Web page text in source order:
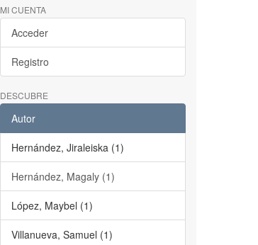
MI CUENTA
Acceder
Registro
DESCUBRE
Autor
Hernández, Jiraleiska (1)
Hernández, Magaly (1)
López, Maybel (1)
Villanueva, Samuel (1)